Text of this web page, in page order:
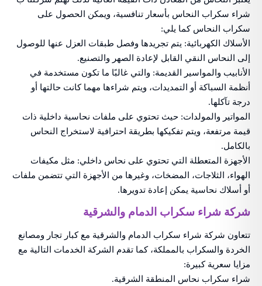
شراء سكراب النحاس بأسعار تنافسية، ويمكن الحصول على
سكراب النحاس كما يلي:
الأسلاك الكهربائية: يتم تجريدها وفصل طبقات العزل عنها للوصول
إلى النحاس النقي القابل لإعادة الصهر والتصنيع.
الأنابيب والمواسير القديمة: والتي غالبًا ما تكون مستخدمة في
أنظمة السباكة أو التمديدات، ويتم شراءها مهما كانت حالتها أو
درجة تآكلها.
المواتير والمولدات: حيث تحتوي على ملفات نحاسية داخلية ذات
قيمة مرتفعة، ويتم تفكيكها بطريقة احترافية لاستخراج النحاس
بالكامل.
الأجهزة المتعطلة التي تحتوي على نحاس داخلي: مثل مكيفات
الهواء، الثلاجات، المضخات، وغيرها من الأجهزة التي تتضمن ملفات
أو أسلاك نحاسية يمكن إعادة تدويرها.
شركة شراء سكراب الدمام والشرقية
تتعاون شركة شراء سكراب الدمام والشرقية مع كبار تجار ومصانع
الخردة والسكراب بالمملكة، كما تقدم الشركة الخدمات التالية مع
مزايا سعرية كبيرة:
شراء سكراب نحاس المنطقة الشرقية.